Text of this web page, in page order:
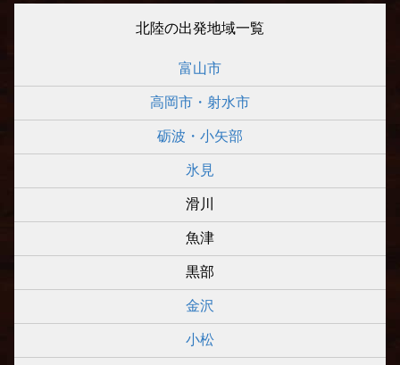
北陸の出発地域一覧
富山市
高岡市・射水市
砺波・小矢部
氷見
滑川
魚津
黒部
金沢
小松